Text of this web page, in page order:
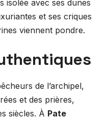
isolée avec ses dunes
et ses criques
viennent pondre.
de l’archipel,
et des prières,
siècles. À Pate